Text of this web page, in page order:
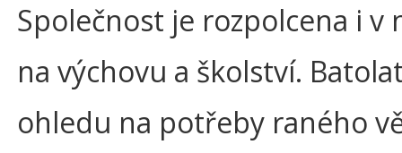
Společnost je rozpolcena i v
na výchovu a školství.
ohledu na potřeby raného